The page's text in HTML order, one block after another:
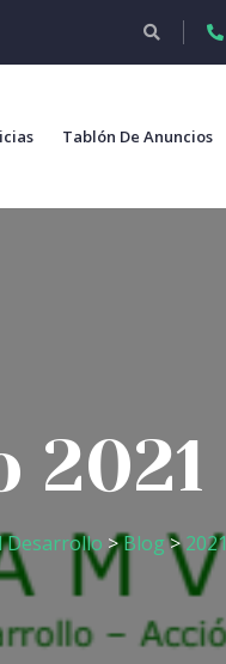
Tablón De Anuncios
2021
Desarrollo >Blog>2021